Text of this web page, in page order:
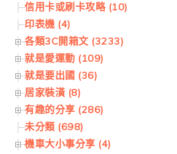
信用卡或刷卡攻略 (10)
印表機 (4)
各類3C開箱文 (3233)
就是愛運動 (109)
就是要出國 (36)
居家裝潢 (8)
有趣的分享 (286)
未分類 (698)
機車大小事分享 (4)